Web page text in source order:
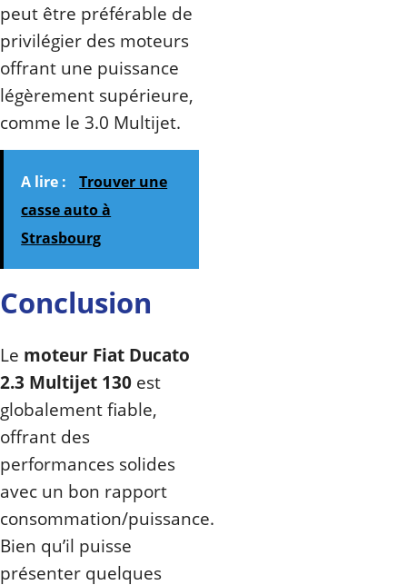
peut être préférable de
privilégier des moteurs
offrant une puissance
légèrement supérieure,
comme le 3.0 Multijet.
A lire :
Trouver une
casse auto à
Strasbourg
Conclusion
Le moteur Fiat Ducato
2.3 Multijet 130 est
globalement fiable,
offrant des
performances solides
avec un bon rapport
consommation/puissance.
Bien qu’il puisse
présenter quelques